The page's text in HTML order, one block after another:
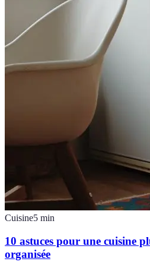
Cuisine5 min
10 astuces pour une cuisine
organisée